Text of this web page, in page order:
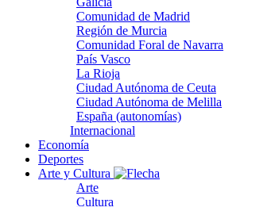
Comunidad de Madrid
Región de Murcia
Comunidad Foral de Navarra
País Vasco
La Rioja
Ciudad Autónoma de Ceuta
Ciudad Autónoma de Melilla
España (autonomías)
Internacional
Economía
Deportes
Arte y Cultura
Arte
Cultura